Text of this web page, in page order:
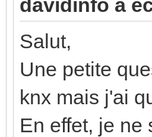
davidinfo a
Salut,
Une petite
knx mais j'ai
En effet, je ne